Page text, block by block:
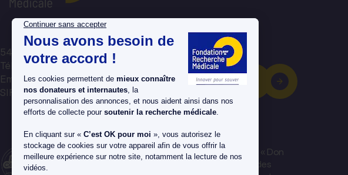
54 rue de Varenne, 75007 Paris
Tél : 01 44 39 75 75
Email : avotreecoute@frm.org
SIREN : 784 314 064
Nous contacter par mail
La Fondation pour la Recherche Médicale est labellisée « Don
en Confiance » depuis 1990, un organisme de contrôle des